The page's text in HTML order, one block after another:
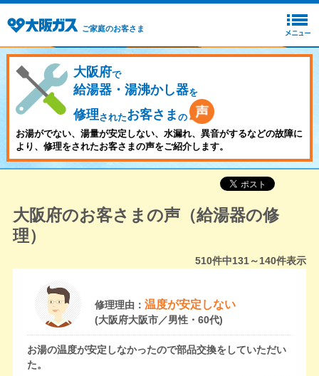
ご家庭のお客さま
大阪府で
給湯器・湯沸かし器を
修理されたお客さま の
お湯がでない、湯量が安定しない、水漏れ、異音がするなどの故障に
より、修理をされたお客さまの声をご紹介します。
大阪府のお客さまの声（給湯器の修
理）
510件中131～140件表示
修理理由： 温度が安定しない
(大阪府大阪市／男性・60代)
お湯の温度が安定しなかったので部品交換をしていただい
た。